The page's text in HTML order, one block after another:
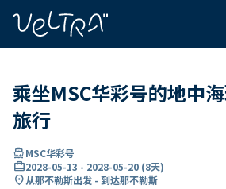
乘坐MSC华彩号的地中
旅行
directions_boatMSC华彩号
card_travel2028-05-13 - 2028-05-20 (8天)
location_on从那不勒斯出发 - 到达那不勒斯